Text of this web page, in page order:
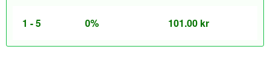
1 - 5 0% 101.00 kr